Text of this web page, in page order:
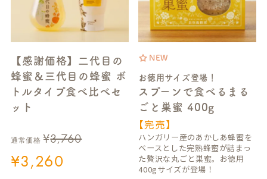
【感謝価格】二代目の
蜂蜜＆三代目の蜂蜜 ボ
トルタイプ食べ比べセ
ット
通常価格 ¥3,760
¥3,260
NEW
お徳用サイズ登場！
スプーンで食べるまる
ごと巣蜜 400g
【完売】
ハンガリー産のあかしあ蜂蜜を
ベースとした完熟蜂蜜が詰まっ
た贅沢な丸ごと巣蜜。お徳用
400gサイズが登場！